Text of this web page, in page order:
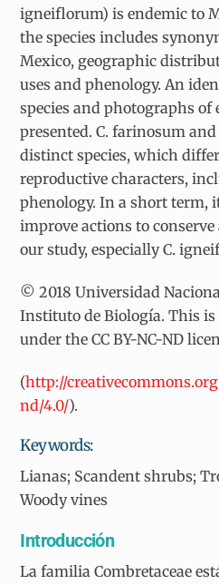
igneiflorum) is endemic to
the species includes
Mexico, geographic
uses and phenology. An
species and photographs of
presented. C. farinosum
distinct species, which
reproductive characters,
phenology. In a short term,
improve actions to
our study, especially C.
© 2018 Universidad
Instituto de Biología. This is
under the CC BY-NC-ND
(http://
nd/4.0/).
Keywords:
Lianas; Scandent shrubs;
Woody vines
Introducción
La familia Combretaceae